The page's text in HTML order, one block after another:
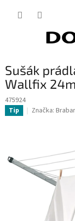
Sušák
Wallfix
475924
Tip Značka: